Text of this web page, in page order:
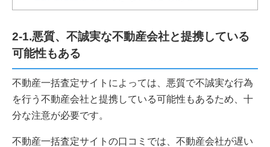
2-1.悪質、不誠実な不動産会社と提携している
可能性もある
不動産一括査定サイトによっては、悪質で不誠実な行為
を行う不動産会社と提携している可能性もあるため、十
分な注意が必要です。
不動産一括査定サイトの口コミでは、不動産会社が遅い